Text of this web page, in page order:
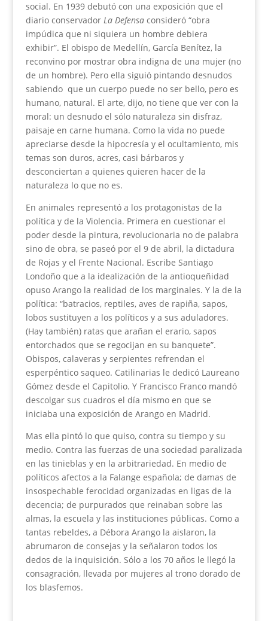
social. En 1939 debutó con una exposición que el
diario conservador La Defensaconsideró “obra
impúdica que ni siquiera un hombre debiera
exhibir”. El obispo de Medellín, García Benítez, la
reconvino por mostrar obra indigna de una mujer (no
de un hombre). Pero ella siguió pintando desnudos
sabiendo que un cuerpo puede no ser bello, pero es
humano, natural. El arte, dijo, no tiene que ver con la
moral: un desnudo el sólo naturaleza sin disfraz,
paisaje en carne humana. Como la vida no puede
apreciarse desde la hipocresía y el ocultamiento, mis
temas son duros, acres, casi bárbaros y
desconciertan a quienes quieren hacer de la
naturaleza lo que no es.
En animales representó a los protagonistas de la
política y de la Violencia. Primera en cuestionar el
poder desde la pintura, revolucionaria no de palabra
sino de obra, se paseó por el 9 de abril, la dictadura
de Rojas y el Frente Nacional. Escribe Santiago
Londoño que a la idealización de la antioqueñidad
opuso Arango la realidad de los marginales. Y la de la
política: “batracios, reptiles, aves de rapiña, sapos,
lobos sustituyen a los políticos y a sus aduladores.
(Hay también) ratas que arañan el erario, sapos
entorchados que se regocijan en su banquete”.
Obispos, calaveras y serpientes refrendan el
esperpéntico saqueo. Catilinarias le dedicó Laureano
Gómez desde el Capitolio. Y Francisco Franco mandó
descolgar sus cuadros el día mismo en que se
iniciaba una exposición de Arango en Madrid.
Mas ella pintó lo que quiso, contra su tiempo y su
medio. Contra las fuerzas de una sociedad paralizada
en las tinieblas y en la arbitrariedad. En medio de
políticos afectos a la Falange española; de damas de
insospechable ferocidad organizadas en ligas de la
decencia; de purpurados que reinaban sobre las
almas, la escuela y las instituciones públicas. Como a
tantas rebeldes, a Débora Arango la aislaron, la
abrumaron de consejas y la señalaron todos los
dedos de la inquisición. Sólo a los 70 años le llegó la
consagración, llevada por mujeres al trono dorado de
los blasfemos.